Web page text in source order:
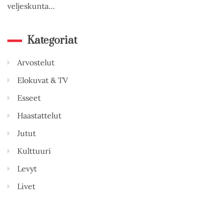
veljeskunta…
Kategoriat
Arvostelut
Elokuvat & TV
Esseet
Haastattelut
Jutut
Kulttuuri
Levyt
Livet